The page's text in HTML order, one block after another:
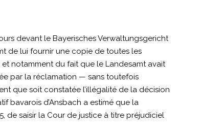
devant le Bayerisches Verwaltungsgericht
de lui fournir une copie de toutes les
notamment du fait que le Landesamt avait
par la réclamation — sans toutefois
que soit constatée l’illégalité de la décision
bavarois d’Ansbach a estimé que la
de saisir la Cour de justice à titre préjudiciel